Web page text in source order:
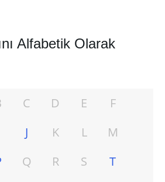
Alfabetik Olarak
C D E
F
J K L
M
Q R S
T